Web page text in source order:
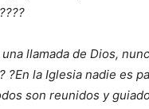
llamada de Dios,
la Iglesia nadie es
son reunidos y